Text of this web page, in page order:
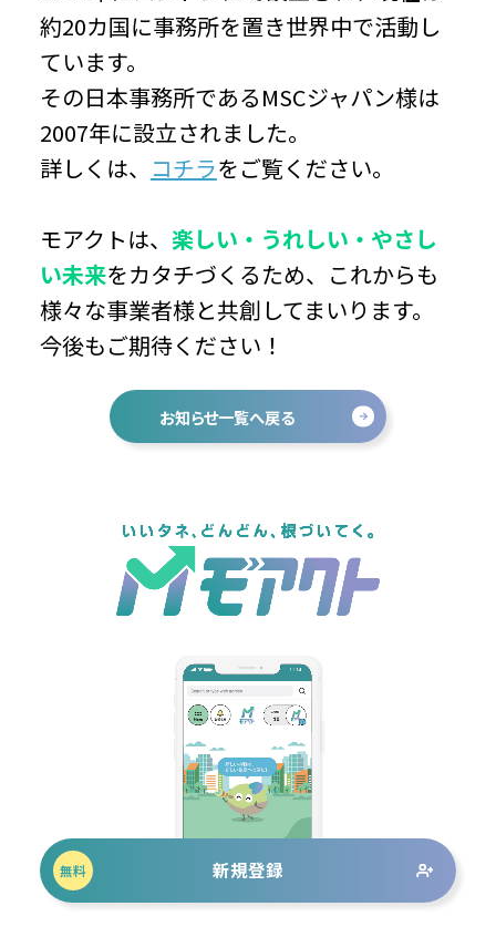
約20カ国に事務所を置き世界中で活動し
ています。
その日本事務所であるMSCジャパン様は
2007年に設立されました。
詳しくは、 コチラをご覧ください。
モアクトは、 楽しい・うれしい・やさし
い未来をカタチづくるため、これからも
様々な事業者様と共創してまいります。
今後もご期待ください！
お知らせ一覧へ戻る
無料 新規登録